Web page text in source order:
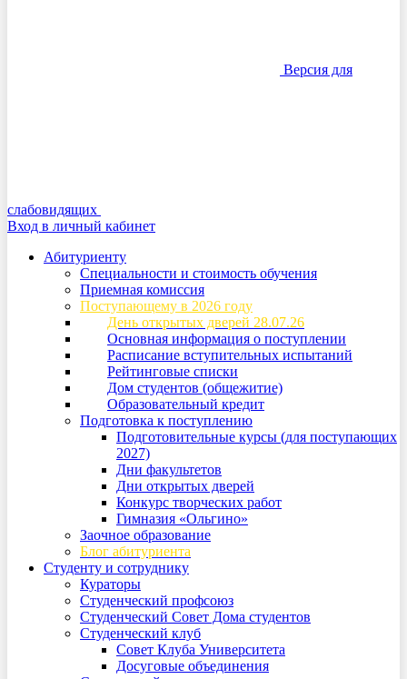
Версия для
слабовидящих
Вход в личный кабинет
Абитуриенту
Специальности и стоимость обучения
Приемная комиссия
Поступающему в 2026 году
День открытых дверей 28.07.26
Основная информация о поступлении
Расписание вступительных испытаний
Рейтинговые списки
Дом студентов (общежитие)
Образовательный кредит
Подготовка к поступлению
Подготовительные курсы (для поступающих
2027)
Дни факультетов
Дни открытых дверей
Конкурс творческих работ
Гимназия «Ольгино»
Заочное образование
Блог абитуриента
Студенту и сотруднику
Кураторы
Студенческий профсоюз
Студенческий Совет Дома студентов
Студенческий клуб
Совет Клуба Университета
Досуговые объединения